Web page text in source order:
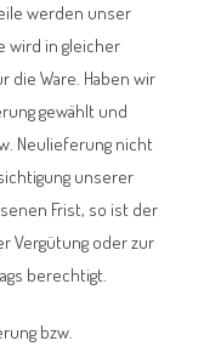
werden unser
wird in gleicher
die Ware. Haben wir
gewählt und
Neulieferung nicht
unserer
Frist, so ist der
Vergütung oder zur
berechtigt.
bzw.